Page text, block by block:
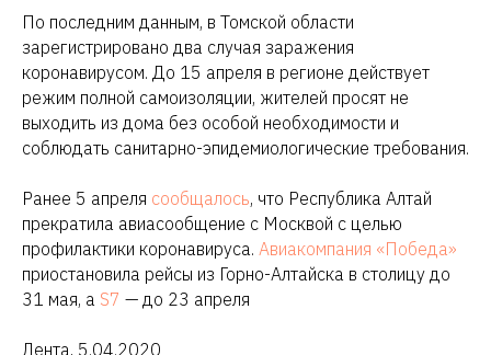
По последним данным, в Томской области
зарегистрировано два случая заражения
коронавирусом. До 15 апреля в регионе действует
режим полной самоизоляции, жителей просят не
выходить из дома без особой необходимости и
соблюдать санитарно-эпидемиологические требования.
Ранее 5 апреля сообщалось, что Республика Алтай
прекратила авиасообщение с Москвой с целью
профилактики коронавируса. Авиакомпания «Победа»
приостановила рейсы из Горно-Алтайска в столицу до
31 мая, а S7 — до 23 апреля
Лента, 5.04.2020